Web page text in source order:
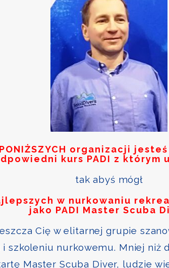
PONIŻSZYCH organizacji
kurs PADI z którym
tak abyś mógł
w nurkowaniu
jako PADI Master Scuba
Cię w elitarnej grupie
szkoleniu nurkowemu. Mniej niż
Master Scuba Diver, ludzie